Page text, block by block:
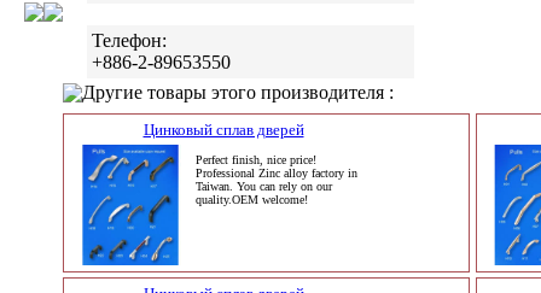
Телефон:
+886-2-89653550
Другие товары этого производителя :
Цинковый сплав дверей
Perfect finish, nice price!
Professional Zinc alloy factory in
Taiwan. You can rely on our
quality.OEM welcome!